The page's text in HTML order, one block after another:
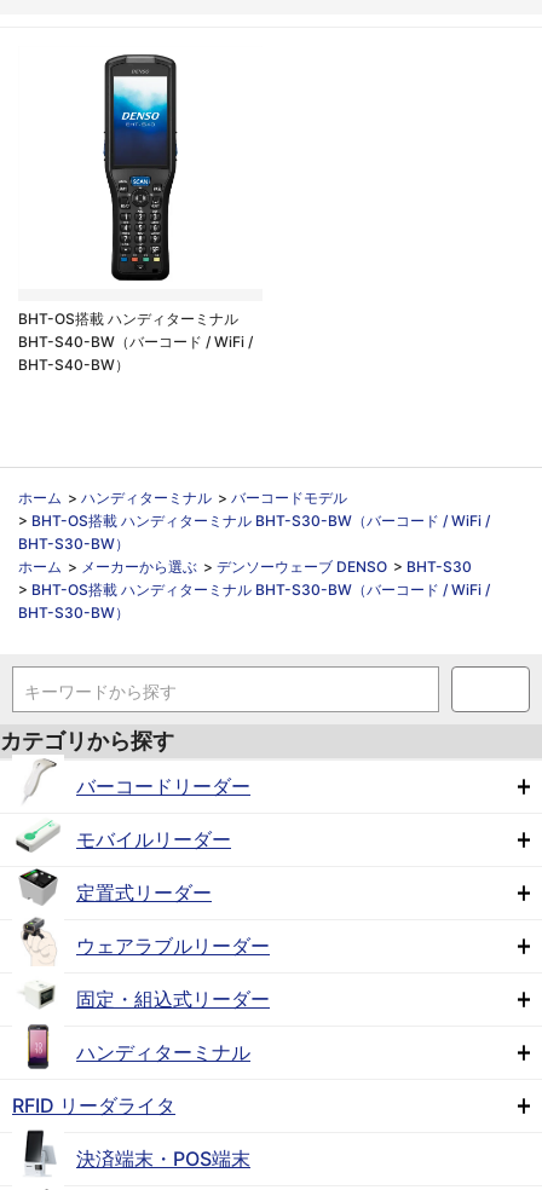
BHT-OS搭載 ハンディターミナル
BHT-S40-BW（バーコード / WiFi /
BHT-S40-BW）
ホーム > ハンディターミナル > バーコードモデル
> BHT-OS搭載 ハンディターミナル BHT-S30-BW（バーコード / WiFi /
BHT-S30-BW）
ホーム > メーカーから選ぶ > デンソーウェーブ DENSO > BHT-S30
> BHT-OS搭載 ハンディターミナル BHT-S30-BW（バーコード / WiFi /
BHT-S30-BW）
キーワードから探す
カテゴリから探す
バーコードリーダー
モバイルリーダー
定置式リーダー
ウェアラブルリーダー
固定・組込式リーダー
ハンディターミナル
RFID リーダライタ
決済端末・POS端末